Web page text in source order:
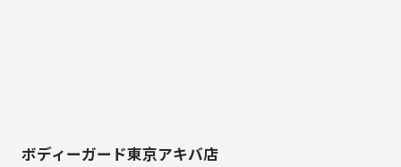
ボディーガード東京アキバ店